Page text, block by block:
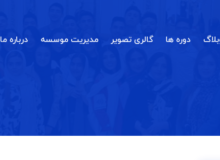
دوره ها گالری تصویر مدیریت موسسه درباره ما